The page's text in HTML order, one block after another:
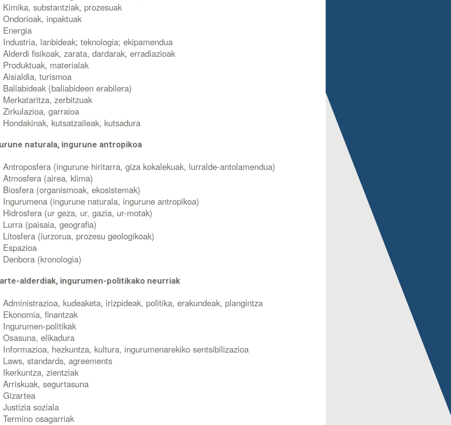
Kimika, substantziak, prozesuak
Ondorioak, inpaktuak
Energia
Industria, lanbideak; teknologia; ekipamendua
Alderdi fisikoak, zarata, dardarak, erradiazioak
Produktuak, materialak
Aisialdia, turismoa
Baliabideak (baliabideen erabilera)
Merkataritza, zerbitzuak
Zirkulazioa, garraioa
Hondakinak, kutsatzaileak, kutsadura
naturala, ingurune antropikoa
Antroposfera (ingurune hiritarra, giza kokalekuak, lurralde-antolamendua)
Atmosfera (airea, klima)
Biosfera (organismoak, ekosistemak)
Ingurumena (ingurune naturala, ingurune antropikoa)
Hidrosfera (ur geza, ur, gazia, ur-motak)
Lurra (paisaia, geografia)
Litosfera (lurzorua, prozesu geologikoak)
Espazioa
Denbora (kronologia)
alderdiak, ingurumen-politikako neurriak
Administrazioa, kudeaketa, irizpideak, politika, erakundeak, plangintza
Ekonomia, finantzak
Ingurumen-politikak
Osasuna, elikadura
Informazioa, hezkuntza, kultura, ingurumenarekiko sentsibilizazioa
Laws, standards, agreements
Ikerkuntza, zientziak
Arriskuak, segurtasuna
Gizartea
Justizia soziala
Termino osagarriak